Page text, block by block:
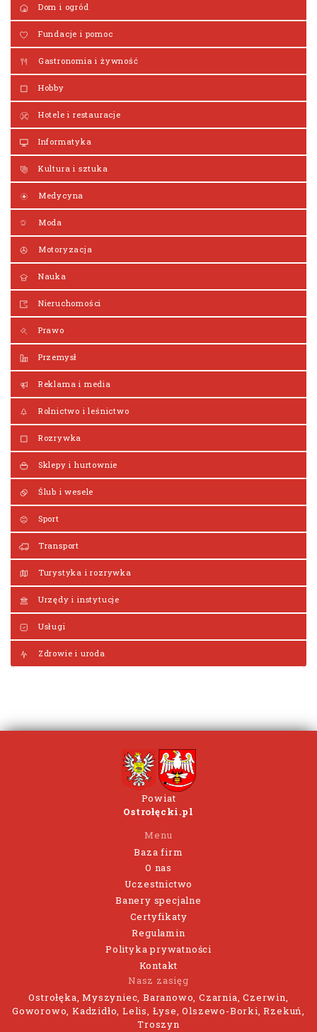
Dom i ogród
Fundacje i pomoc
Gastronomia i żywność
Hobby
Hotele i restauracje
Informatyka
Kultura i sztuka
Medycyna
Moda
Motoryzacja
Nauka
Nieruchomości
Prawo
Przemysł
Reklama i media
Rolnictwo i leśnictwo
Rozrywka
Sklepy i hurtownie
Ślub i wesele
Sport
Transport
Turystyka i rozrywka
Urzędy i instytucje
Usługi
Zdrowie i uroda
Powiat
Ostrołęcki.pl
Menu
Baza firm
O nas
Uczestnictwo
Banery specjalne
Certyfikaty
Regulamin
Polityka prywatności
Kontakt
Nasz zasięg
Ostrołęka, Myszyniec, Baranowo, Czarnia, Czerwin,
Goworowo, Kadzidło, Lelis, Łyse, Olszewo-Borki, Rzekuń,
Troszyn